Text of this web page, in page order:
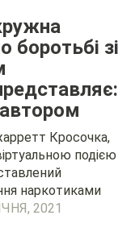
боротьбі зі
Кросочка,
подією
наркотиками
2021